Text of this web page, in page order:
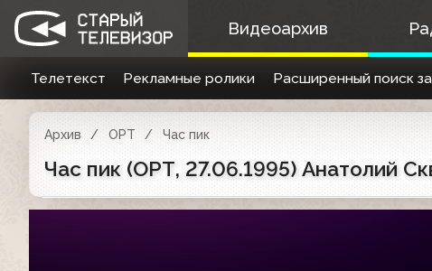
Видеоархив
Телетекст Рекламные ролики Расширенный поиск
Архив ОРТ Час пик
Час пик (ОРТ, 27.06.1995) Анатолий